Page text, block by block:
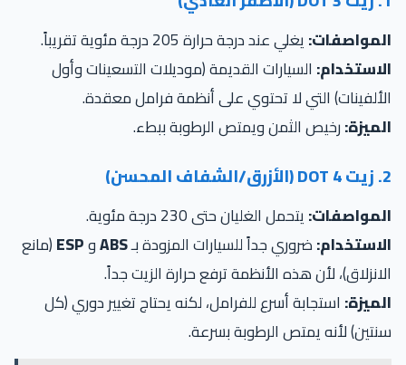
يغلي عند درجة حرارة 205 درجة مئوية تقريباً.
السيارات القديمة (موديلات التسعينات وأول
التي لا تحتوي على أنظمة فرامل معقدة.
رخيص الثمن ويمتص الرطوبة ببطء.
يتحمل الغليان حتى 230 درجة مئوية.
ضروري جداً للسيارات المزودة بـABSوESP(مانع
لأن هذه الأنظمة ترفع حرارة الزيت جداً.
استجابة أسرع للفرامل، لكنه يحتاج تغيير دوري (كل
لأنه يمتص الرطوبة بسرعة.